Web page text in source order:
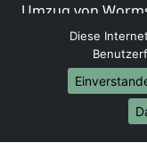
Umzug von
Umzug von
Umzug von
Umzug von
Umzug von
Diese